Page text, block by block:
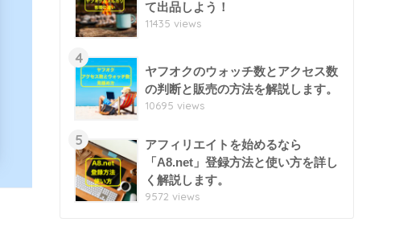
て出品しよう！
11435 views
4
ヤフオクのウォッチ数とアクセス数
の判断と販売の方法を解説します。
10695 views
5
アフィリエイトを始めるなら
「A8.net」登録方法と使い方を詳し
く解説します。
9572 views